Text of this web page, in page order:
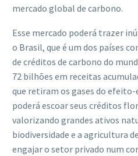
mercado global de carbono.
Esse mercado poderá trazer
o Brasil, que é um dos países
de créditos de carbono do
72 bilhões em receitas
que retiram os gases do
poderá escoar seus créditos
valorizando grandes ativos
biodiversidade e a agricultura
engajar o setor privado num